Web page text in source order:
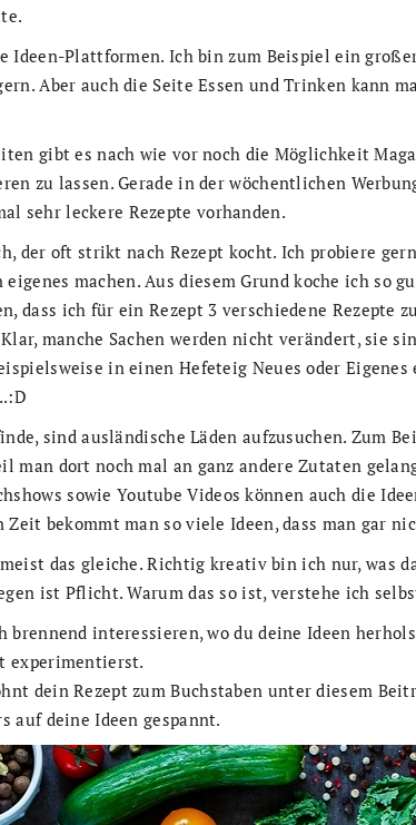
Ideen-Plattformen. Ich bin zum Beispiel ein
Aber auch die Seite Essen und Trinken kann
gibt es nach wie vor noch die Möglichkeit
zu lassen. Gerade in der wöchentlichen
sehr leckere Rezepte vorhanden.
der oft strikt nach Rezept kocht. Ich probiere
machen. Aus diesem Grund koche ich so
dass ich für ein Rezept 3 verschiedene Rezepte
manche Sachen werden nicht verändert, sie
in einen Hefeteig Neues oder Eigenes
sind ausländische Läden aufzusuchen. Zum
man dort noch mal an ganz andere Zutaten
sowie Youtube Videos können auch die
bekommt man so viele Ideen, dass man gar
das gleiche. Richtig kreativ bin ich nur, was
ist Pflicht. Warum das so ist, verstehe ich
interessieren, wo du deine Ideen
experimentierst.
dein Rezept zum Buchstaben unter diesem
auf deine Ideen gespannt.